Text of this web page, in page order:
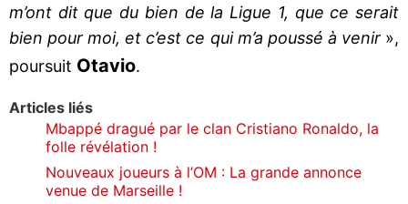
m’ont dit que du bien de la Ligue 1, que ce serait
bien pour moi, et c’est ce qui m’a poussé à venir»,
poursuit Otavio.
Articles liés
Mbappé dragué par le clan Cristiano Ronaldo, la
folle révélation !
Nouveaux joueurs à l’OM : La grande annonce
venue de Marseille !